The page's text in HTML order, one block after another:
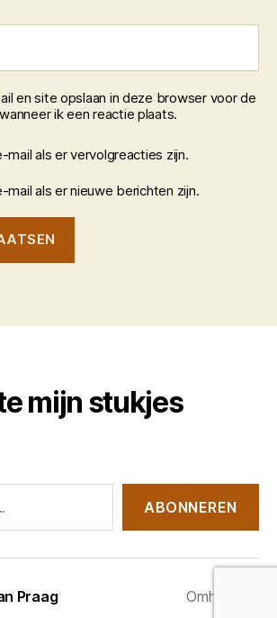
en site opslaan in deze browser voor de
ik een reactie plaats.
mail als er vervolgreacties zijn.
mail als er nieuwe berichten zijn.
mijn stukjes
ABONNEREN
Praag Omhoog